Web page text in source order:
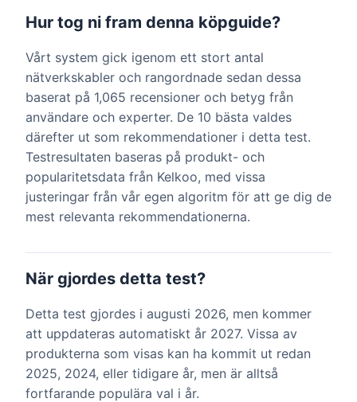
Hur tog ni fram denna köpguide?
Vårt system gick igenom ett stort antal
nätverkskabler och rangordnade sedan dessa
baserat på 1,065 recensioner och betyg från
användare och experter. De 10 bästa valdes
därefter ut som rekommendationer i detta test.
Testresultaten baseras på produkt- och
popularitetsdata från Kelkoo, med vissa
justeringar från vår egen algoritm för att ge dig de
mest relevanta rekommendationerna.
När gjordes detta test?
Detta test gjordes i augusti 2026, men kommer
att uppdateras automatiskt år 2027. Vissa av
produkterna som visas kan ha kommit ut redan
2025, 2024, eller tidigare år, men är alltså
fortfarande populära val i år.